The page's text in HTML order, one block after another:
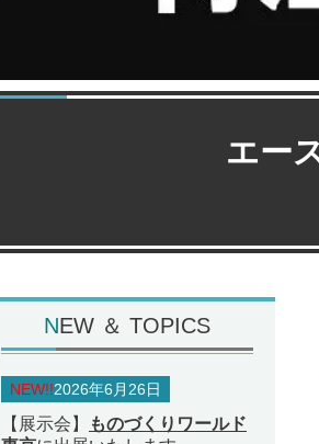
エー
NEW ＆ TOPICS
NEW!!2026年6月26日
【展示会】
ものづくりワールド